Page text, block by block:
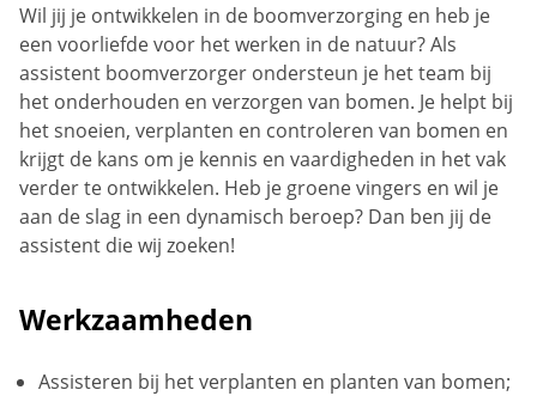
Wil jij je ontwikkelen in de boomverzorging en heb je
een voorliefde voor het werken in de natuur? Als
assistent boomverzorger ondersteun je het team bij
het onderhouden en verzorgen van bomen. Je helpt bij
het snoeien, verplanten en controleren van bomen en
krijgt de kans om je kennis en vaardigheden in het vak
verder te ontwikkelen. Heb je groene vingers en wil je
aan de slag in een dynamisch beroep? Dan ben jij de
assistent die wij zoeken!
Werkzaamheden
Assisteren bij het verplanten en planten van bomen;